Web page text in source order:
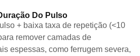
Do Pulso
+ baixa taxa de repetição (<10
remover camadas de
espessas, como ferrugem severa,